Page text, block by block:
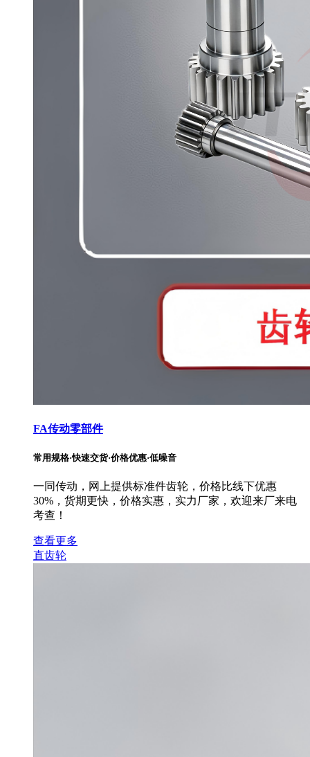
FA传动零部件
常用规格·快速交货·价格优惠·低噪音
一同传动，网上提供标准件齿轮，价格比线下优惠
30%，货期更快，价格实惠，实力厂家，欢迎来厂来电
考查！
查看更多
直齿轮